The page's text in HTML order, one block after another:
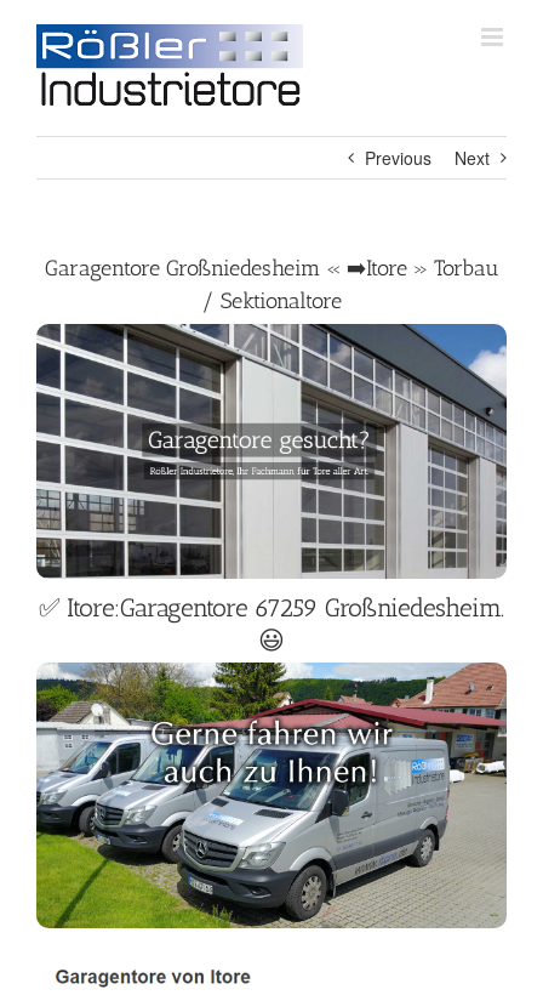
content
Previous Next
Garagentore Großniedesheim « ➡️Itore » Torbau
/ Sektionaltore
✅ Itore:Garagentore 67259 Großniedesheim.
😃